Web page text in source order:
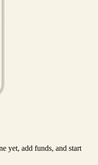
yet, add funds, and start